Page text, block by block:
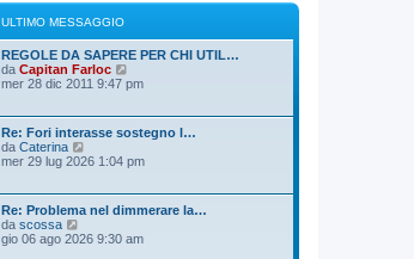
ULTIMO MESSAGGIO
REGOLE DA SAPERE PER CHI UTIL…
da Capitan Farloc
e
l
i
o
m
s
mer 28 dic 2011 9:47 pm
Re: Fori interasse sostegno l…
da Caterina
e
l
t
i
mer 29 lug 2026 1:04 pm
Re: Problema nel dimmerare la…
da scossa
e
gio 06 ago 2026 9:30 am